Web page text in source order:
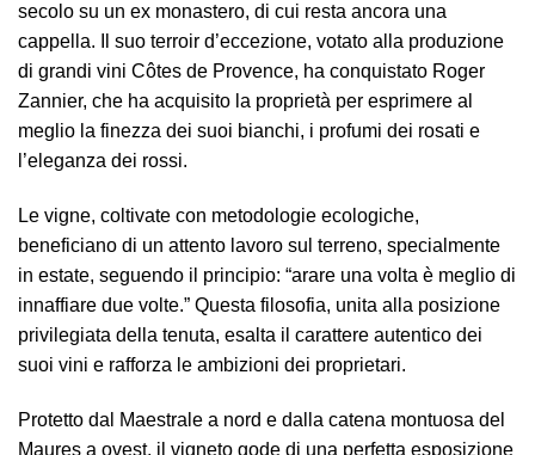
secolo su un ex monastero, di cui resta ancora una
cappella. Il suo terroir d’eccezione, votato alla produzione
di grandi vini Côtes de Provence, ha conquistato Roger
Zannier, che ha acquisito la proprietà per esprimere al
meglio la finezza dei suoi bianchi, i profumi dei rosati e
l’eleganza dei rossi.
Le vigne, coltivate con metodologie ecologiche,
beneficiano di un attento lavoro sul terreno, specialmente
in estate, seguendo il principio: “arare una volta è meglio di
innaffiare due volte.” Questa filosofia, unita alla posizione
privilegiata della tenuta, esalta il carattere autentico dei
suoi vini e rafforza le ambizioni dei proprietari.
Protetto dal Maestrale a nord e dalla catena montuosa del
Maures a ovest, il vigneto gode di una perfetta esposizione